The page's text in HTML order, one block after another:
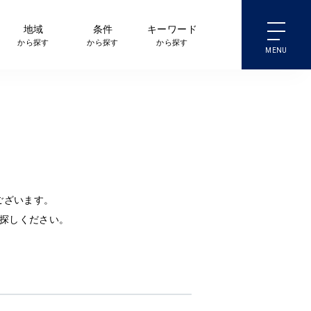
地域
から探す
条件
から探す
キーワード
から探す
います。
しください。